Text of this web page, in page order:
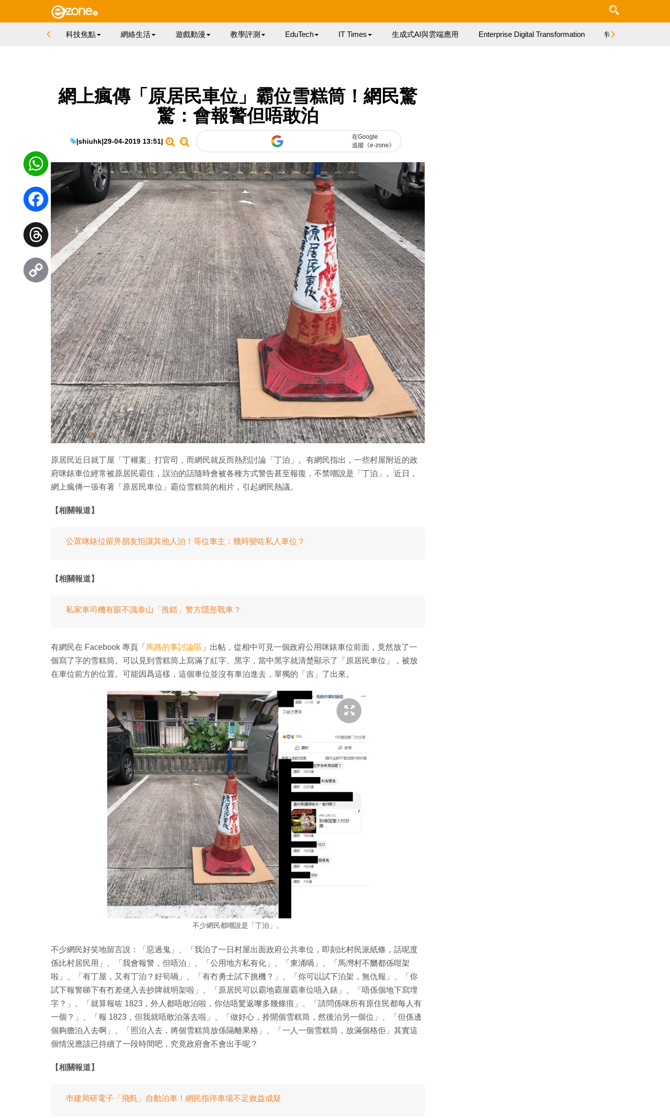
科技焦點 網絡生活 遊戲動漫 教學評測 EduTech IT Times 生成式AI與雲端應用 Enterprise Digital Transformation 特集
網上瘋傳「原居民車位」霸位雪糕筒！網民驚
驚：會報警但唔敢泊
|shiuhk|29-04-2019 13:51|
在Google
追蹤《e-zone》
原居民近日就丁屋「丁權案」打官司，而網民就反而熱烈討論「丁泊」。有網民指出，一些村屋附近的政
府咪錶車位經常被原居民霸住，誤泊的話隨時會被各種方式警告甚至報復，不禁嘲說是「丁泊」。近日，
網上瘋傳一張有著「原居民車位」霸位雪糕筒的相片，引起網民熱議。
【相關報道】
公眾咪錶位留畀朋友拒讓其他人泊！等位車主：幾時變咗私人車位？
【相關報道】
私家車司機有眼不識泰山「推錯」警方隱形戰車？
有網民在 Facebook 專頁「 馬路的事討論區 」出帖，從相中可見一個政府公用咪錶車位前面，竟然放了一
個寫了字的雪糕筒。可以見到雪糕筒上寫滿了紅字、黑字，當中黑字就清楚顯示了「原居民車位」，被放
在車位前方的位置。可能因爲這樣，這個車位並沒有車泊進去，單獨的「吉」了出來。
不少網民都嘲說是「丁泊」。
不少網民好笑地留言說：「惡過鬼」、「我泊了一日村屋出面政府公共車位，即刻比村民派紙條，話呢度
係比村居民用」、「我會報警，但唔泊」、「公用地方私有化」、「東涌喎」、「馬灣村不嬲都係咁架
啦」、「有丁屋，又有丁泊？好筍喎」、「有冇勇士試下挑機？」、「你可以試下泊架，無仇報」、「你
試下報警睇下有冇差佬入去抄牌就明架啦」、「原居民可以霸地霸屋霸車位唔入錶」、「唔係個地下寫埋
字？」、「就算報咗 1823，外人都唔敢泊啦，你估唔驚返嚟多幾條痕」、「請問係咪所有原住民都每人有
一個？」、「報 1823，但我就唔敢泊落去啦」、「做好心，拎開個雪糕筒，然後泊另一個位」、「但係邊
個夠膽泊入去啊」、「照泊入去，將個雪糕筒放係隔離果格」、「一人一個雪糕筒，放滿個格佢」其實這
個情況應該已持續了一段時間吧，究竟政府會不會出手呢？
【相關報道】
巿建局研電子「飛氈」自動泊車！網民指停車場不足效益成疑
WhatsApp
Facebook
Threads
Copy
Link